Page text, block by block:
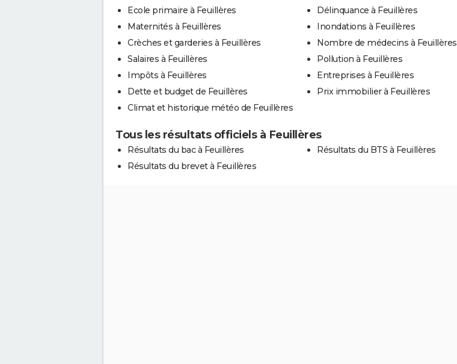
Ecole primaire à Feuillères
Maternités à Feuillères
Crèches et garderies à Feuillères
Salaires à Feuillères
Impôts à Feuillères
Dette et budget de Feuillères
Climat et historique météo de Feuillères
Délinquance à Feuillères
Inondations à Feuillères
Nombre de médecins à Feuillères
Pollution à Feuillères
Entreprises à Feuillères
Prix immobilier à Feuillères
Tous les résultats officiels à Feuillères
Résultats du bac à Feuillères
Résultats du brevet à Feuillères
Résultats du BTS à Feuillères